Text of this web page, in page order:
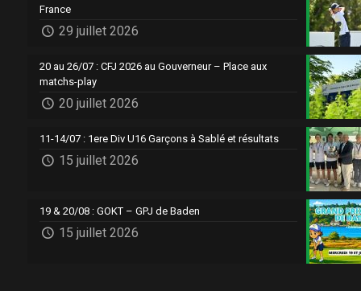
France
29 juillet 2026
20 au 26/07 : CFJ 2026 au Gouverneur – Place aux
matchs-play
20 juillet 2026
11-14/07 : 1ere Div U16 Garçons à Sablé et résultats
15 juillet 2026
19 & 20/08 : GOKT – GPJ de Baden
15 juillet 2026